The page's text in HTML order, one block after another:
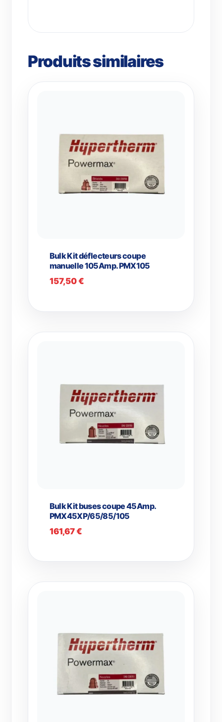
Produits similaires
Bulk Kit déflecteurs coupe
manuelle 105Amp. PMX105
157,50€
Bulk Kit buses coupe 45Amp.
PMX45XP/65/85/105
161,67€